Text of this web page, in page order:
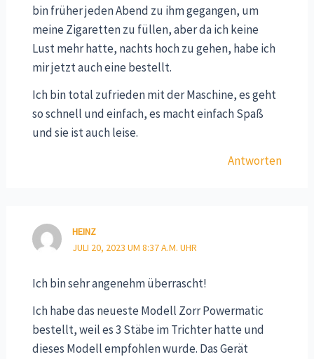
bin früher jeden Abend zu ihm gegangen, um
meine Zigaretten zu füllen, aber da ich keine
Lust mehr hatte, nachts hoch zu gehen, habe ich
mir jetzt auch eine bestellt.
Ich bin total zufrieden mit der Maschine, es geht
so schnell und einfach, es macht einfach Spaß
und sie ist auch leise.
Antworten
HEINZ
JULI 20, 2023 UM 8:37 A.M. UHR
Ich bin sehr angenehm überrascht!
Ich habe das neueste Modell Zorr Powermatic
bestellt, weil es 3 Stäbe im Trichter hatte und
dieses Modell empfohlen wurde. Das Gerät